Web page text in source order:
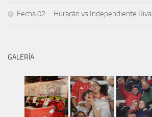
Fecha 02 – Huracán vs Independiente
GALERÍA